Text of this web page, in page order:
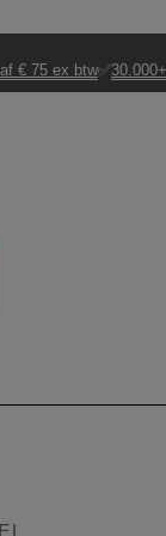
€ 75 ex btw✅